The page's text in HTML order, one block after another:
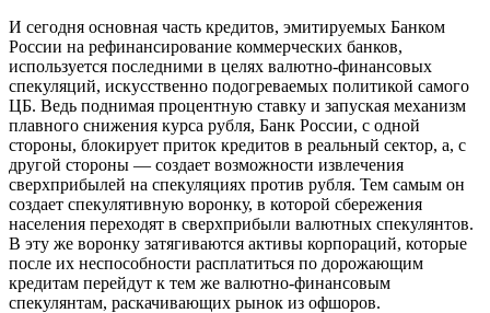
И сегодня основная часть кредитов, эмитируемых Банком
России на рефинансирование коммерческих банков,
используется последними в целях валютно-финансовых
спекуляций, искусственно подогреваемых политикой самого
ЦБ. Ведь поднимая процентную ставку и запуская механизм
плавного снижения курса рубля, Банк России, с одной
стороны, блокирует приток кредитов в реальный сектор, а, с
другой стороны — создает возможности извлечения
сверхприбылей на спекуляциях против рубля. Тем самым он
создает спекулятивную воронку, в которой сбережения
населения переходят в сверхприбыли валютных спекулянтов.
В эту же воронку затягиваются активы корпораций, которые
после их неспособности расплатиться по дорожающим
кредитам перейдут к тем же валютно-финансовым
спекулянтам, раскачивающих рынок из офшоров.